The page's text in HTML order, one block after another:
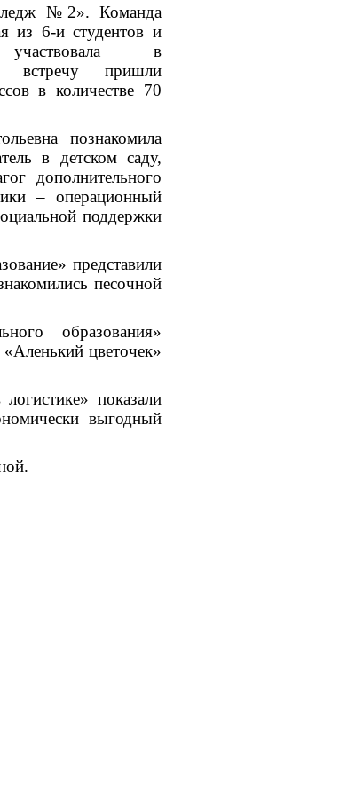
№2». Команда
из 6-и студентов и
участвовала в
встречу пришли
в количестве 70
познакомила
в детском саду,
дополнительного
– операционный
поддержки
представили
песочной
образования»
цветочек»
показали
выгодный